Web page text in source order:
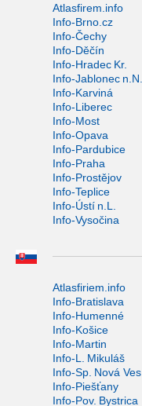
Atlasfirem.info
Info-Brno.cz
Info-Čechy
Info-Děčín
Info-Hradec Kr.
Info-Jablonec n.N.
Info-Karviná
Info-Liberec
Info-Most
Info-Opava
Info-Pardubice
Info-Praha
Info-Prostějov
Info-Teplice
Info-Ústí n.L.
Info-Vysočina
Atlasfiriem.info
Info-Bratislava
Info-Humenné
Info-Košice
Info-Martin
Info-L. Mikuláš
Info-Sp. Nová Ves
Info-Piešťany
Info-Pov. Bystrica